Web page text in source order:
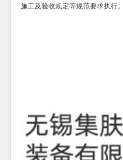
施工及验收规定等规范要求执行。